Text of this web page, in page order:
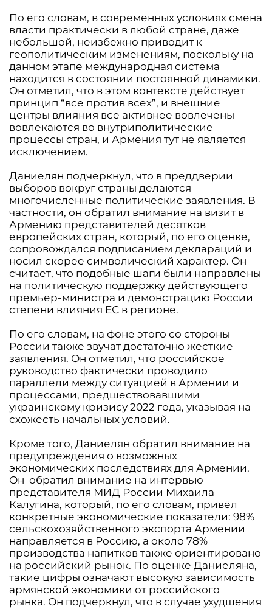
По его словам, в современных условиях смена
власти практически в любой стране, даже
небольшой, неизбежно приводит к
геополитическим изменениям, поскольку на
данном этапе международная система
находится в состоянии постоянной динамики.
Он отметил, что в этом контексте действует
принцип “все против всех”, и внешние
центры влияния все активнее вовлечены
вовлекаются во внутриполитические
процессы стран, и Армения тут не является
исключением.
Даниелян подчеркнул, что в преддверии
выборов вокруг страны делаются
многочисленные политические заявления. В
частности, он обратил внимание на визит в
Армению представителей десятков
европейских стран, который, по его оценке,
сопровождался подписанием деклараций и
носил скорее символический характер. Он
считает, что подобные шаги были направлены
на политическую поддержку действующего
премьер-министра и демонстрацию России
степени влияния ЕС в регионе.
По его словам, на фоне этого со стороны
России также звучат достаточно жесткие
заявления. Он отметил, что российское
руководство фактически проводило
параллели между ситуацией в Армении и
процессами, предшествовавшими
украинскому кризису 2022 года, указывая на
схожесть начальных условий.
Кроме того, Даниелян обратил внимание на
предупреждения о возможных
экономических последствиях для Армении.
Он обратил внимание на интервью
представителя МИД России Михаила
Калугина, который, по его словам, привёл
конкретные экономические показатели: 98%
сельскохозяйственного экспорта Армении
направляется в Россию, а около 78%
производства напитков также ориентировано
на российский рынок. По оценке Даниеляна,
такие цифры означают высокую зависимость
армянской экономики от российского
рынка. Он подчеркнул, что в случае ухудшения